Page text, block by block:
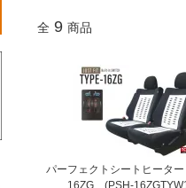
全 9 商品
パーフェクトシートヒータ
16ZG (PSH-